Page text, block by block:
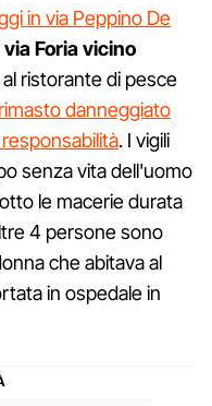
in via Peppino De
via Foria vicino
ristorante di pesce
danneggiato
. I vigili
senza vita dell'uomo
le macerie durata
4 persone sono
che abitava al
in ospedale in